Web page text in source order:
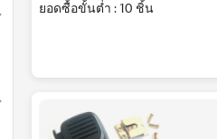
ยอดซื้อขั้นต่ำ : 10 ชิ้น